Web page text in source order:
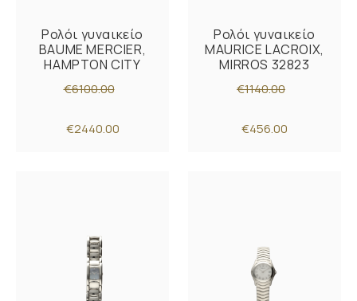
Ρολόι γυναικείο
BAUME MERCIER,
HAMPTON CITY
€6100.00
€2440.00
Ρολόι γυναικείο
MAURICE LACROIX,
MIRROS 32823
€1140.00
€456.00